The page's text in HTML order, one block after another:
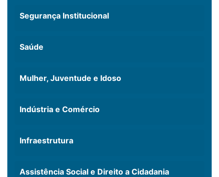
Segurança Institucional
Saúde
Mulher, Juventude e Idoso
Indústria e Comércio
Infraestrutura
Assistência Social e Direito a Cidadania